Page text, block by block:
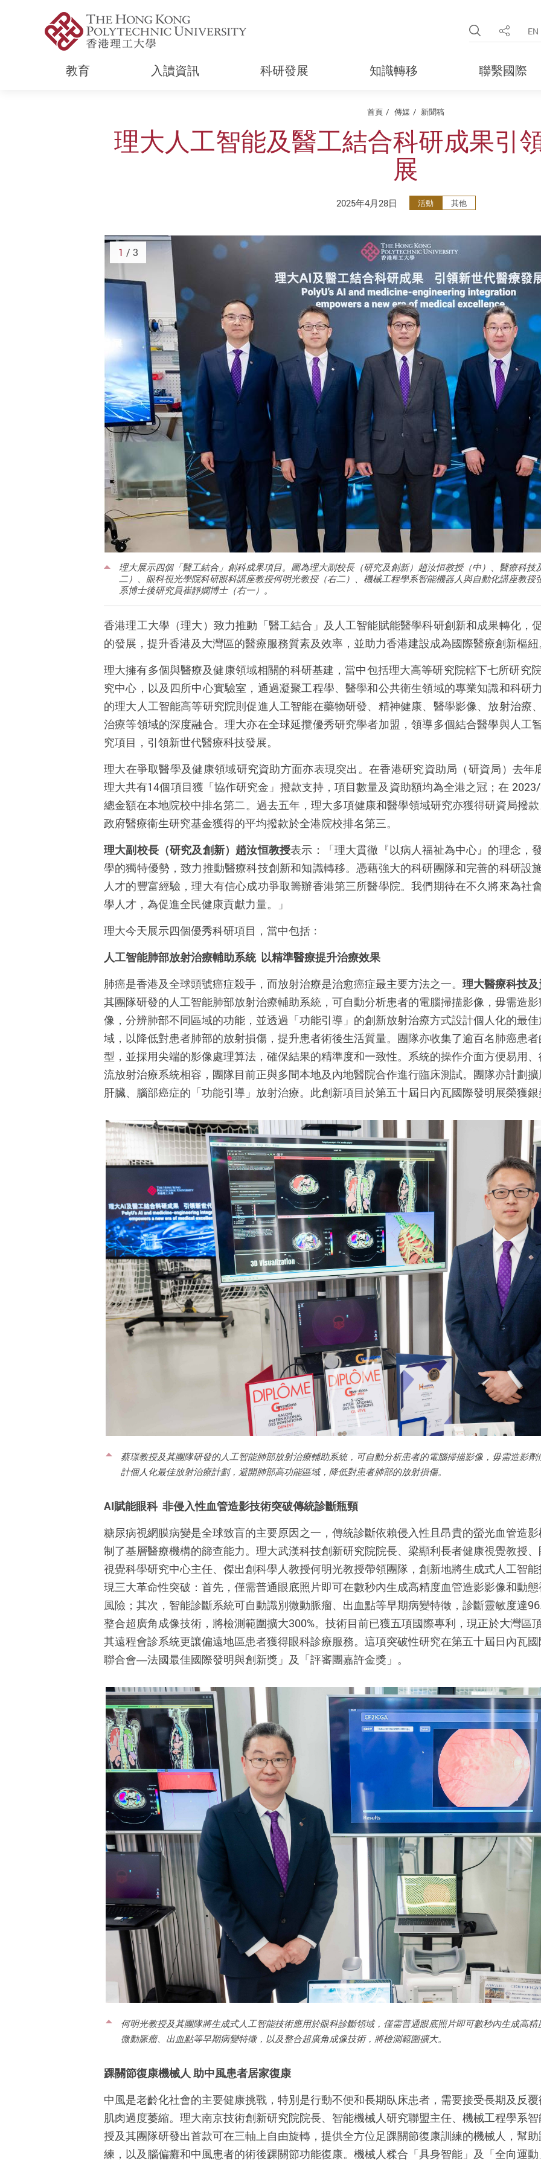
Open Site
分享 EN
教育 入讀資訊 科研發展 知識轉移 聯繫國際
首頁 傳媒 新聞稿
理大人工智能及醫工結合科研成果引
展
2025年4月28日 活動 其他
理大展示四個「醫工結合」創科成果項目。圖為理大副校長（研究及創新）趙汝恒教授（中）、醫療科
二）、眼科視光學院科研眼科講座教授何明光教授（右二）、機械工程學系智能機器人與自動化講座教
系博士後研究員崔靜嫻博士（右一）。
1 / 3
香港理工大學（理大）致力推動「醫工結合」及人工智能賦能醫學科研創新和成果轉化，
的發展，提升香港及大灣區的醫療服務質素及效率，並助力香港建設成為國際醫療創新樞
理大擁有多個與醫療及健康領域相關的科研基建，當中包括理大高等研究院轄下七所研究
究中心，以及四所中心實驗室，通過凝聚工程學、醫學和公共衛生領域的專業知識和科研
的理大人工智能高等研究院則促進人工智能在藥物研發、精神健康、醫學影像、放射治療
治療等領域的深度融合。理大亦在全球延攬優秀研究學者加盟，領導多個結合醫學與人工
究項目，引領新世代醫療科技發展。
理大在爭取醫學及健康領域研究資助方面亦表現突出。在香港研究資助局（研資局）去年
理大共有14個項目獲「協作研究金」撥款支持，項目數量及資助額均為全港之冠；在
總金額在本地院校中排名第二。過去五年，理大多項健康和醫學領域研究亦獲得研資局撥
政府醫療衞生研究基金獲得的平均撥款於全港院校排名第三。
理大副校長（研究及創新）趙汝恒教授表示：「理大貫徹『以病人福祉為中心』的理念，
學的獨特優勢，致力推動醫療科技創新和知識轉移。憑藉強大的科研團隊和完善的科研設
人才的豐富經驗，理大有信心成功爭取籌辦香港第三所醫學院。我們期待在不久將來為社
學人才，為促進全民健康貢獻力量。」
理大今天展示四個優秀科研項目，當中包括﹕
人工智能肺部放射治療輔助系統 以精準醫療提升治療效果
肺癌是香港及全球頭號癌症殺手，而放射治療是治愈癌症最主要方法之一。 理大醫療科技
其團隊研發的人工智能肺部放射治療輔助系統，可自動分析患者的電腦掃描影像，毋需造
像，分辨肺部不同區域的功能，並透過「功能引導」的創新放射治療方式設計個人化的最
域，以降低對患者肺部的放射損傷，提升患者術後生活質量。團隊亦收集了逾百名肺癌患
型，並採用尖端的影像處理算法，確保結果的精準度和一致性。系統的操作介面方便易用
流放射治療系統相容，團隊目前正與多間本地及內地醫院合作進行臨床測試。團隊亦計劃
肝臟、腦部癌症的「功能引導」放射治療。此創新項目於第五十屆日內瓦國際發明展榮獲
蔡璟教授及其團隊研發的人工智能肺部放射治療輔助系統，可自動分析患者的電腦掃描影像，毋需造影
計個人化最佳放射治療計劃，避開肺部高功能區域，降低對患者肺部的放射損傷。
AI賦能眼科 非侵入性血管造影技術突破傳統診斷瓶頸
糖尿病視網膜病變是全球致盲的主要原因之一，傳統診斷依賴侵入性且昂貴的螢光血管造
制了基層醫療機構的篩查能力。理大武漢科技創新研究院院長、梁顯利長者健康視覺教授
視覺科學研究中心主任、傑出創科學人教授何明光教授帶領團隊，創新地將生成式人工智
現三大革命性突破：首先，僅需普通眼底照片即可在數秒內生成高精度血管造影影像和動
風險；其次，智能診斷系統可自動識別微動脈瘤、出血點等早期病變特徵，診斷靈敏度達
整合超廣角成像技術，將檢測範圍擴大300%。技術目前已獲五項國際專利，現正於大灣區
其遠程會診系統更讓偏遠地區患者獲得眼科診療服務。這項突破性研究在第五十屆日內瓦
聯合會―法國最佳國際發明與創新獎」及「評審團嘉許金獎」。
何明光教授及其團隊將生成式人工智能技術應用於眼科診斷領域，僅需普通眼底照片即可數秒內生成高
微動脈瘤、出血點等早期病變特徵，以及整合超廣角成像技術，將檢測範圍擴大。
踝關節復康機械人 助中風患者居家復康
中風是老齡化社會的主要健康挑戰，特別是行動不便和長期臥床患者，需要接受長期及反
肌肉過度萎縮。理大南京技術創新研究院院長、智能機械人研究聯盟主任、機械工程學系
授及其團隊研發出首款可在三軸上自由旋轉，提供全方位足踝關節復康訓練的機械人，幫
練，以及腦偏癱和中風患者的術後踝關節功能復康。機械人糅合「具身智能」及「全向運